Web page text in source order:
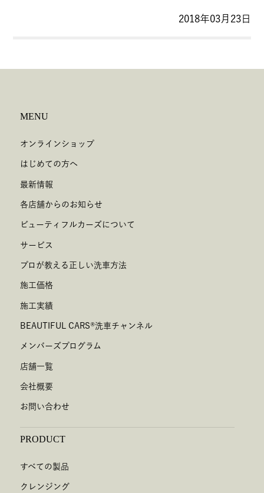
2018年03月23日
MENU
オンラインショップ
はじめての方へ
最新情報
各店舗からのお知らせ
ビューティフルカーズについて
サービス
プロが教える正しい洗車方法
施工価格
施工実績
BEAUTIFUL CARS®洗車チャンネル
メンバーズプログラム
店舗一覧
会社概要
お問い合わせ
PRODUCT
すべての製品
クレンジング